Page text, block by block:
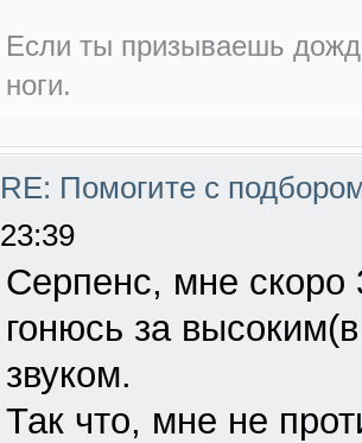
Если ты призываешь
ноги.
RE: Помогите с
23:39
Серпенс, мне скоро
гонюсь за
звуком.
Так что, мне не